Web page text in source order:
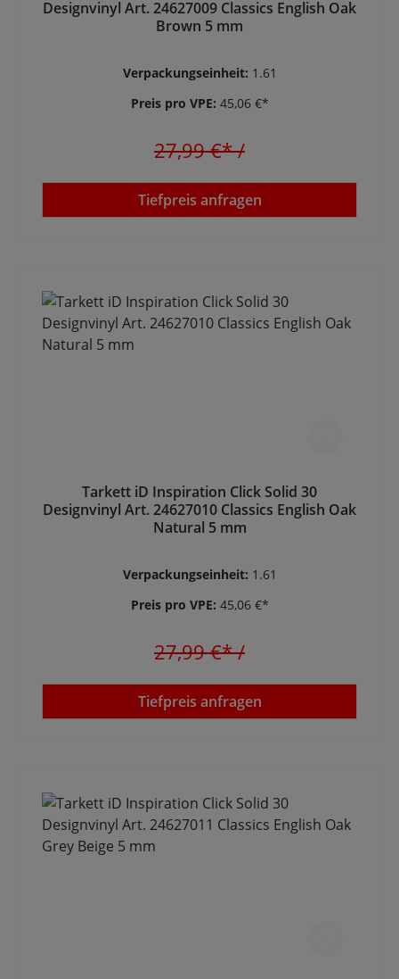
Designvinyl Art. 24627009 Classics English Oak
Brown 5 mm
Verpackungseinheit: 1.61
Preis pro VPE: 45,06 €*
27,99 €*/
Tiefpreis anfragen
Tarkett iD Inspiration Click Solid 30
Designvinyl Art. 24627010 Classics English Oak
Natural 5 mm
Verpackungseinheit: 1.61
Preis pro VPE: 45,06 €*
27,99 €*/
Tiefpreis anfragen